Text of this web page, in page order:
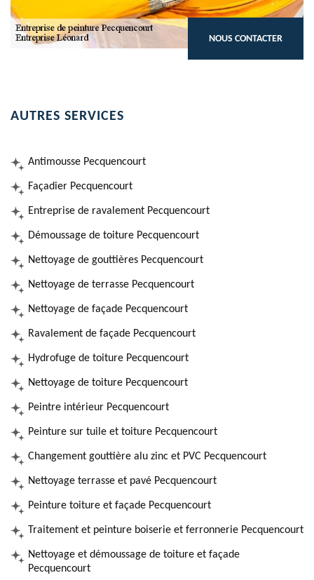
NOUS CONTACTER
AUTRES SERVICES
Antimousse Pecquencourt
Façadier Pecquencourt
Entreprise de ravalement Pecquencourt
Démoussage de toiture Pecquencourt
Nettoyage de gouttières Pecquencourt
Nettoyage de terrasse Pecquencourt
Nettoyage de façade Pecquencourt
Ravalement de façade Pecquencourt
Hydrofuge de toiture Pecquencourt
Nettoyage de toiture Pecquencourt
Peintre intérieur Pecquencourt
Peinture sur tuile et toiture Pecquencourt
Changement gouttière alu zinc et PVC Pecquencourt
Nettoyage terrasse et pavé Pecquencourt
Peinture toiture et façade Pecquencourt
Traitement et peinture boiserie et ferronnerie Pecquencourt
Nettoyage et démoussage de toiture et façade
Pecquencourt